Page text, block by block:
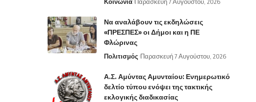
Κοινωνία Παρασκευή 7 Αυγούστου, 2026
Να αναλάβουν τις εκδηλώσεις
«ΠΡΕΣΠΕΣ» οι Δήμοι και η ΠΕ
Φλώρινας
Πολιτισμός Παρασκευή 7 Αυγούστου, 2026
Α.Σ. Αμύντας Αμυνταίου: Ενημερωτικό
δελτίο τύπου ενόψει της τακτικής
εκλογικής διαδικασίας